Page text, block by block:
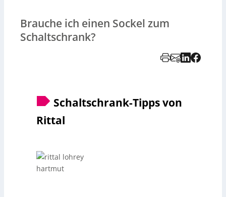
Brauche ich einen Sockel zum
Schaltschrank?
Schaltschrank-Tipps von
Rittal